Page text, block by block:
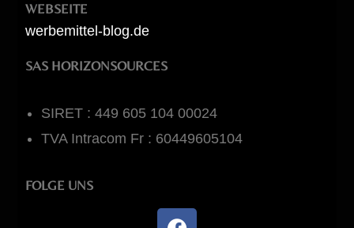
WEBSEITE
werbemittel-blog.de
SAS HORIZONSOURCES
SIRET : 449 605 104 00024
TVA Intracom Fr : 60449605104
FOLGE UNS